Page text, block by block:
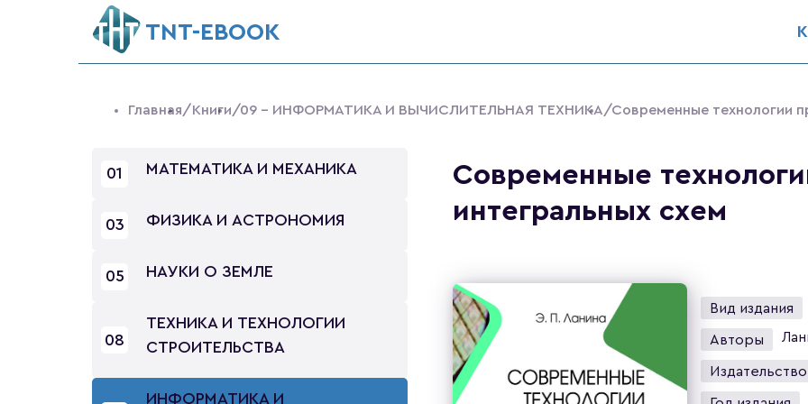
ТNT-EBOOK
Главная/Книги/09 - ИНФОРМАТИКА И ВЫЧИСЛИТЕЛЬНАЯ ТЕХНИКА/Современные технологии
01 МАТЕМАТИКА И МЕХАНИКА
03 ФИЗИКА И АСТРОНОМИЯ
05 НАУКИ О ЗЕМЛЕ
08
ТЕХНИКА И ТЕХНОЛОГИИ
СТРОИТЕЛЬСТВА
ИНФОРМАТИКА И
Современные
интегральных схем
Вид издания
Авторы
Издательство